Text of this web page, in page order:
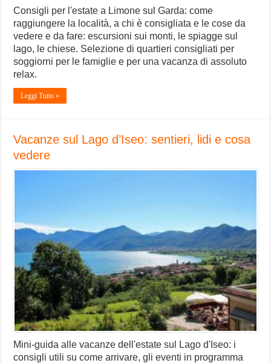
Consigli per l'estate a Limone sul Garda: come
raggiungere la località, a chi è consigliata e le cose da
vedere e da fare: escursioni sui monti, le spiagge sul
lago, le chiese. Selezione di quartieri consigliati per
soggiorni per le famiglie e per una vacanza di assoluto
relax.
Leggi Tutto »
Vacanze sul Lago d’Iseo: sentieri, lidi e cosa
vedere
Mini-guida alle vacanze dell'estate sul Lago d'Iseo: i
consigli utili su come arrivare, gli eventi in programma